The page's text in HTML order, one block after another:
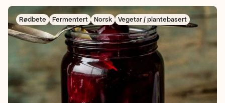
Rødbete Fermentert Norsk Vegetar / plantebasert